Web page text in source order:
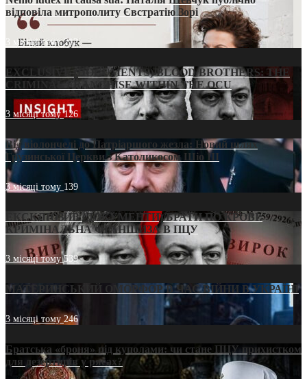
відповіла митрополиту Євстратію Зорі
3 місяці тому212
EXCLUSIVE (DOCUMENTS)/BLOOD BROTHERS: THE
CRIMINAL FRANCHISE WITHIN THE OCU
3 місяці тому126
Від віолончелі до Патріаршого жезла: Новий шлях
Грузинської Церкви з Католикосом Шіо III
3 місяці тому 139
ЕКСКЛЮЗИВ (ДОКУМЕНТИ)/БРАТИ ПО КРОВІ:
КРИМІНАЛЬНА ФРАНШИЗА В ПЦУ
3 місяці тому539
МАТЕРИНСЬКИЙ ОМОРФОР В ЧАС ВІЙНИ В УКРАЇНІ
3 місяці тому246
Братська «броня» під куполами: чи стане ПЦУ прихистком
для дезертирів у рясах?